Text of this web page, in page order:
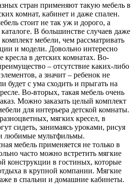
стран применяют такую мебель в
комнат, кабинет и даже спален.
стоит не так уж и дорого, а
В большинстве случаев даже
мебели, чем рассматривать
и модели. Довольно интересно
кресла в детских комнатах. Во-
– отсутствие каких-либо
а значит – ребенок не
будет с ума сходить и прыгать на
Во-вторых, такая мебель очень
Можно заказать целый комплект
для интерьера детской комнаты.
мягких кресел, в
сидеть, занимаясь уроками, рисуя
любимые мультфильмы.
мебель применяется не только в
часто можно встретить мягкие
конструкции в гостиных, которые
в крупной компании. Мягкие
в спальни и домашние кабинеты.